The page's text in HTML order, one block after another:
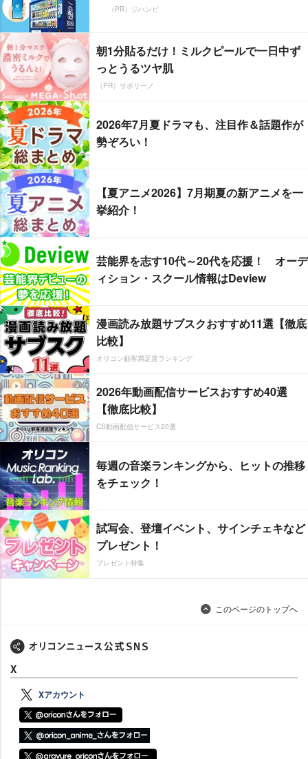
（PR）ジハンピ
朝1分貼るだけ！ミルクピールで一日中ず
っとうるツヤ肌
（PR）サボリーノ
2026年7月夏ドラマも、注目作＆話題作が
勢ぞろい！
【夏アニメ2026】7月期夏の新アニメを一
挙紹介！
芸能界を志す10代～20代を応援！ オーデ
ィション・スクール情報はDeview
漫画読み放題サブスクおすすめ11選【徹底
比較】
オリコン顧客満足度ランキング
2026年動画配信サービスおすすめ40選
【徹底比較】
CS動画配信サービス20選
毎週の音楽ランキングから、ヒットの推移
をチェック！
試写会、登壇イベント、サインチェキなど
プレゼント！
プレゼント特集
このページのトップへ
X
Xアカウント